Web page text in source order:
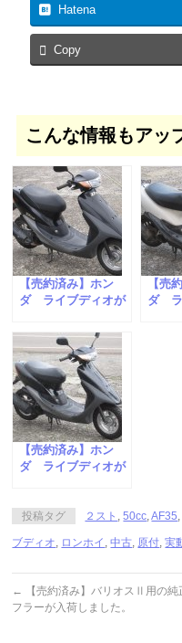
Hatena
Copy
こんな情報もアッ
【売約済み】ホン
ダ ライブディオが
【売
ダ ラ
【売約済み】ホン
ダ ライブディオが
投稿タグ ２スト ,50cc,AF35,
ブディオ, ロンホイ ,中古, 原付,実
←
【売約済み】バリオスⅡ用の純
フラーが入荷しました。